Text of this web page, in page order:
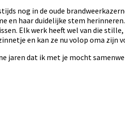
nog in de oude
en haar duidelijke stem herinneren.
Elk werk heeft wel van die
en kan ze nu volop oma zijn
jaren dat ik met je mocht